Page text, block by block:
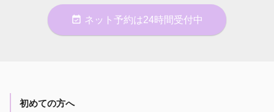
event_available ネット予約は24時間受付中
初めての方へ